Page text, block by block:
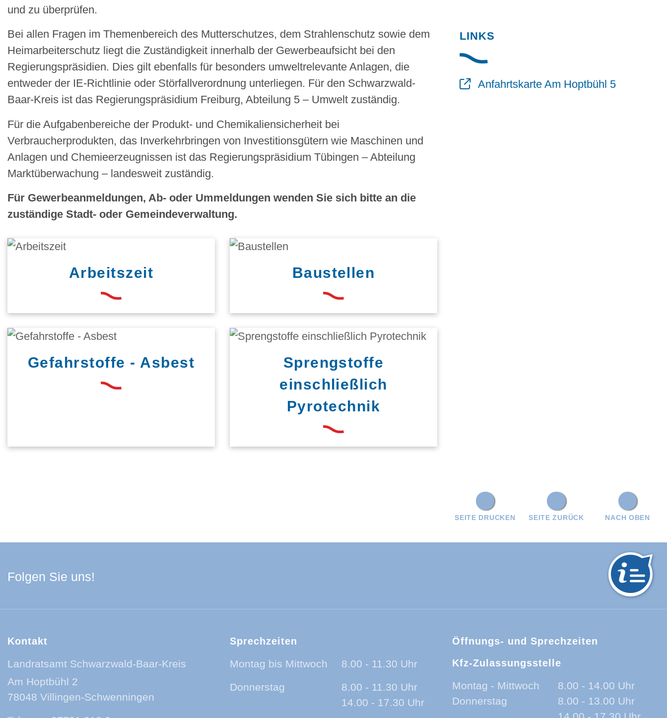
und zu überprüfen.
Bei allen Fragen im Themenbereich des Mutterschutzes, dem Strahlenschutz sowie dem
Heimarbeiterschutz liegt die Zuständigkeit innerhalb der Gewerbeaufsicht bei den
Regierungspräsidien. Dies gilt ebenfalls für besonders umweltrelevante Anlagen, die
entweder der IE-Richtlinie oder Störfallverordnung unterliegen. Für den Schwarzwald-
Baar-Kreis ist das Regierungspräsidium Freiburg, Abteilung 5 – Umwelt zuständig.
Für die Aufgabenbereiche der Produkt- und Chemikaliensicherheit bei
Verbraucherprodukten, das Inverkehrbringen von Investitionsgütern wie Maschinen und
Anlagen und Chemieerzeugnissen ist das Regierungspräsidium Tübingen – Abteilung
Marktüberwachung – landesweit zuständig.
Für Gewerbeanmeldungen, Ab- oder Ummeldungen wenden Sie sich bitte an die
zuständige Stadt- oder Gemeindeverwaltung.
Arbeitszeit Baustellen
Gefahrstoffe - Asbest
Sprengstoffe
einschließlich
Pyrotechnik
LINKS
Anfahrtskarte Am Hoptbühl 5
NACH OBEN
SEITE ZURÜCK
SEITE DRUCKEN
Folgen Sie uns!
Kontakt
Landratsamt Schwarzwald-Baar-Kreis
Am Hoptbühl 2
78048 Villingen-Schwenningen
Sprechzeiten
Montag bis Mittwoch 8.00 - 11.30 Uhr
Donnerstag
8.00 - 11.30 Uhr
14.00 - 17.30 Uhr
Öffnungs- und Sprechzeiten
Kfz-Zulassungsstelle
Montag - Mittwoch
8.00 - 14.00 Uhr
Donnerstag
8.00 - 13.00 Uhr